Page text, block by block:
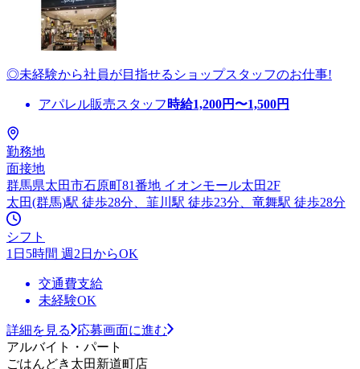
◎未経験から社員が目指せるショップスタッフのお仕事!
アパレル販売スタッフ 時給1,200円〜1,500円
勤務地
面接地
群馬県太田市石原町81番地 イオンモール太田2F
太田(群馬)駅 徒歩28分、韮川駅 徒歩23分、竜舞駅 徒歩28分
シフト
1日5時間 週2日からOK
交通費支給
未経験OK
詳細を見る
応募画面に進む
アルバイト・パート
ごはんどき太田新道町店